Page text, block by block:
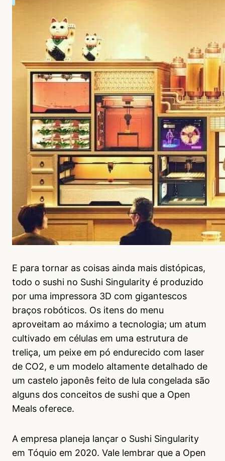
E para tornar as coisas ainda mais distópicas,
todo o sushi no Sushi Singularity é produzido
por uma impressora 3D com gigantescos
braços robóticos. Os itens do menu
aproveitam ao máximo a tecnologia; um atum
cultivado em células em uma estrutura de
treliça, um peixe em pó endurecido com laser
de CO2, e um modelo altamente detalhado de
um castelo japonês feito de lula congelada são
alguns dos conceitos de sushi que a Open
Meals oferece.
A empresa planeja lançar o Sushi Singularity
em Tóquio em 2020. Vale lembrar que a Open